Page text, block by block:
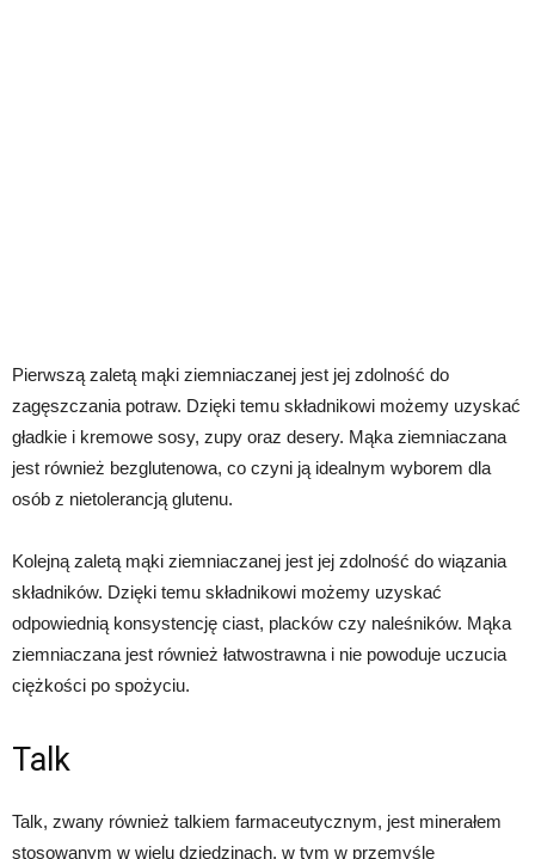
Pierwszą zaletą mąki ziemniaczanej jest jej zdolność do
zagęszczania potraw. Dzięki temu składnikowi możemy uzyskać
gładkie i kremowe sosy, zupy oraz desery. Mąka ziemniaczana
jest również bezglutenowa, co czyni ją idealnym wyborem dla
osób z nietolerancją glutenu.
Kolejną zaletą mąki ziemniaczanej jest jej zdolność do wiązania
składników. Dzięki temu składnikowi możemy uzyskać
odpowiednią konsystencję ciast, placków czy naleśników. Mąka
ziemniaczana jest również łatwostrawna i nie powoduje uczucia
ciężkości po spożyciu.
Talk
Talk, zwany również talkiem farmaceutycznym, jest minerałem
stosowanym w wielu dziedzinach, w tym w przemyśle